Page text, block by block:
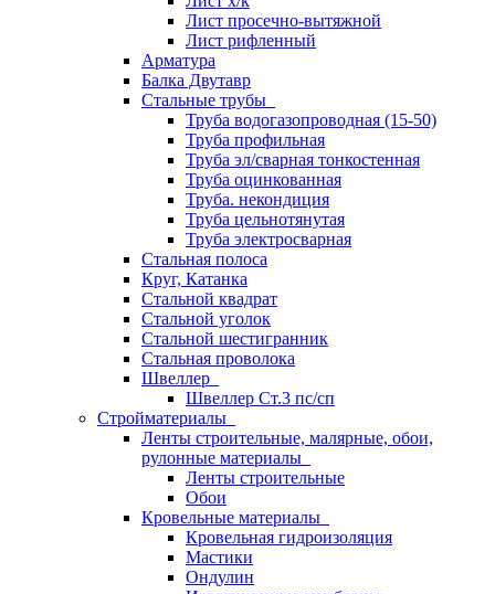
Лист просечно-вытяжной
Лист рифленный
Арматура
Балка Двутавр
Стальные трубы
Труба водогазопроводная (15-50)
Труба профильная
Труба эл/сварная тонкостенная
Труба оцинкованная
Труба. некондиция
Труба цельнотянутая
Труба электросварная
Стальная полоса
Круг, Катанка
Стальной квадрат
Стальной уголок
Стальной шестигранник
Стальная проволока
Швеллер
Швеллер Ст.3 пс/сп
Стройматериалы
Ленты строительные, малярные, обои,
рулонные материалы
Ленты строительные
Обои
Кровельные материалы
Кровельная гидроизоляция
Мастики
Ондулин